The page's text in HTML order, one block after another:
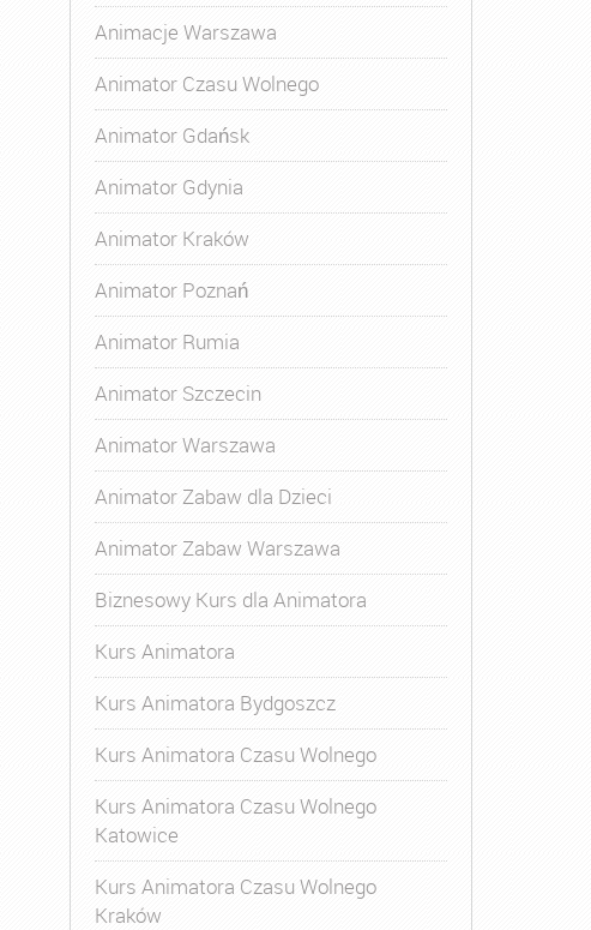
Animacje Warszawa
Animator Czasu Wolnego
Animator Gdańsk
Animator Gdynia
Animator Kraków
Animator Poznań
Animator Rumia
Animator Szczecin
Animator Warszawa
Animator Zabaw dla Dzieci
Animator Zabaw Warszawa
Biznesowy Kurs dla Animatora
Kurs Animatora
Kurs Animatora Bydgoszcz
Kurs Animatora Czasu Wolnego
Kurs Animatora Czasu Wolnego
Katowice
Kurs Animatora Czasu Wolnego
Kraków